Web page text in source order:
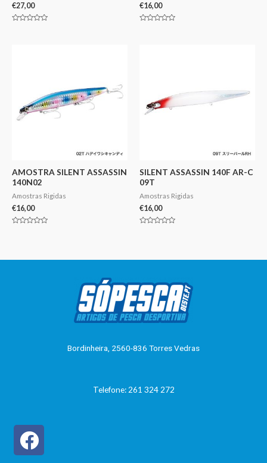
€27,00 €16,00
AMOSTRA SILENT ASSASSIN
140N02
Amostras Rigidas
€16,00
SILENT ASSASSIN 140F AR-C
09T
Amostras Rigidas
€16,00
Bordinheira, 2560-836 Torres Vedras
Telefone: 261 324 272